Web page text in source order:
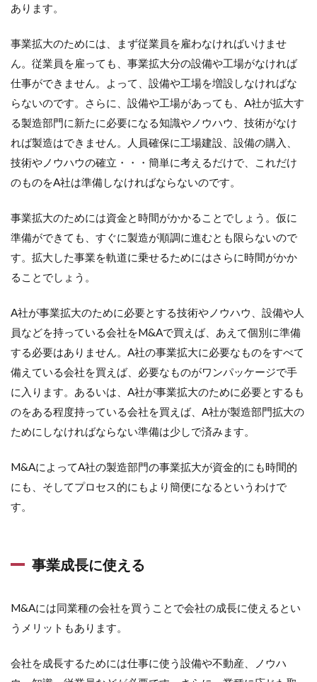
あります。
事業拡大のためには、まず従業員を雇わなければいけませ
ん。従業員を雇っても、事業拡大分の設備や工場がなければ
仕事ができません。よって、設備や工場を増設しなければな
らないのです。さらに、設備や工場があっても、A社が拡大す
る製造部門に新たに必要になる知識やノウハウ、技術がなけ
れば製造はできません。人員確保に工場建設、設備の購入、
技術やノウハウの確立・・・簡単に考えるだけで、これだけ
のものをA社は準備しなければならないのです。
事業拡大のためには資金と時間がかかることでしょう。仮に
準備ができても、すぐに製造が順調に進むとも限らないので
す。拡大した事業を軌道に乗せるためにはさらに時間がかか
ることでしょう。
A社が事業拡大のために必要とする技術やノウハウ、設備や人
員などを持っている会社をM&Aで買えば、あえて個別に準備
する必要はありません。A社の事業拡大に必要なものをすべて
備えている会社を買えば、必要なものがワンパッケージで手
に入ります。あるいは、A社が事業拡大のために必要とするも
のをある程度持っている会社を買えば、A社が製造部門拡大の
ためにしなければならない準備は少しで済みます。
M&AによってA社の製造部門の事業拡大が資金的にも時間的
にも、そしてプロセス的にもより簡便になるというわけで
す。
事業成長に使える
M&Aには同業種の会社を買うことで会社の成長に使えるとい
うメリットもあります。
会社を成長するためには仕事に使う設備や不動産、ノウハ